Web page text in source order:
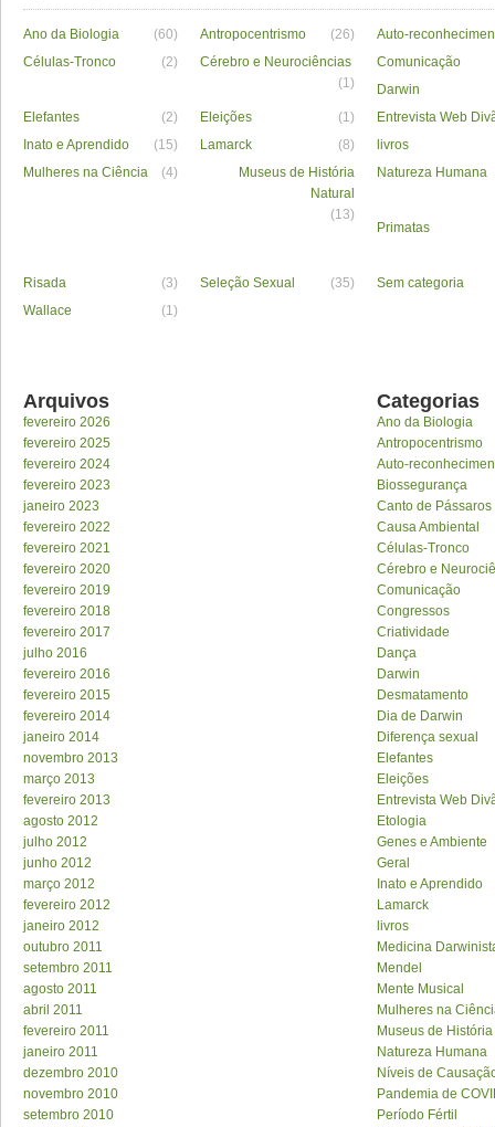
Ano da Biologia (60) Antropocentrismo (26)
Auto-
Células-Tronco
(2)
Cérebro e Neurociências
(1)
Comunicação
Darwin
Elefantes
(2) Eleições (1)
Entrevista Web
Inato e Aprendido
(15) Lamarck (8)
livros
Mulheres na Ciência
(4)
Museus de História
Natural
(13)
Natureza Humana
Primatas
Risada (3) Seleção Sexual (35)
Sem categoria
Wallace
(1)
Arquivos
fevereiro 2026
fevereiro 2025
fevereiro 2024
fevereiro 2023
janeiro 2023
fevereiro 2022
fevereiro 2021
fevereiro 2020
fevereiro 2019
fevereiro 2018
fevereiro 2017
julho 2016
fevereiro 2016
fevereiro 2015
fevereiro 2014
janeiro 2014
novembro 2013
março 2013
fevereiro 2013
agosto 2012
julho 2012
junho 2012
março 2012
fevereiro 2012
janeiro 2012
outubro 2011
setembro 2011
agosto 2011
abril 2011
fevereiro 2011
janeiro 2011
dezembro 2010
novembro 2010
setembro 2010
Categorias
Ano da Biologia
Antropocentrismo
Auto-
Biossegurança
Canto de Pássaros
Causa Ambiental
Células-Tronco
Cérebro e
Comunicação
Congressos
Criatividade
Dança
Darwin
Desmatamento
Dia de Darwin
Diferença sexual
Elefantes
Eleições
Entrevista Web
Etologia
Genes e Ambiente
Geral
Inato e Aprendido
Lamarck
livros
Medicina
Mendel
Mente Musical
Mulheres na
Museus de
Natureza Humana
Níveis de
Pandemia de
Período Fértil